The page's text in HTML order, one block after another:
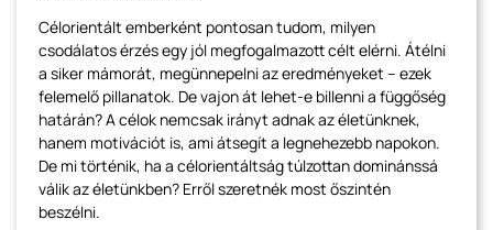
Célorientált emberként pontosan tudom, milyen
csodálatos érzés egy jól megfogalmazott célt elérni. Átélni
a siker mámorát, megünnepelni az eredményeket – ezek
felemelő pillanatok. De vajon át lehet-e billenni a függőség
határán? A célok nemcsak irányt adnak az életünknek,
hanem motivációt is, ami átsegít a legnehezebb napokon.
De mi történik, ha a célorientáltság túlzottan dominánssá
válik az életünkben? Erről szeretnék most őszintén
beszélni.